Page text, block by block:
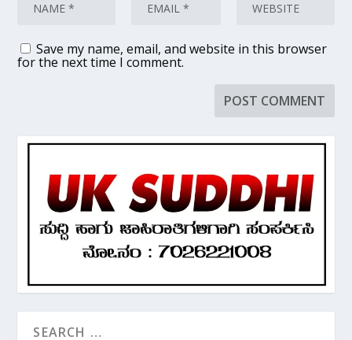
Save my name, email, and website in this browser
for the next time I comment.